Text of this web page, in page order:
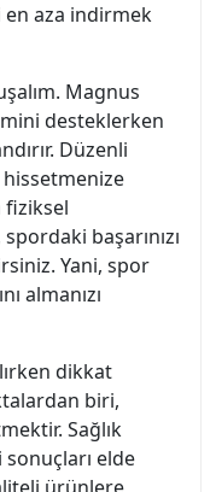
aza indirmek
Magnus
desteklerken
Düzenli
fiziksel
başarınızı
Yani, spor
almanızı
dikkat
biri,
Sağlık
sonuçları elde